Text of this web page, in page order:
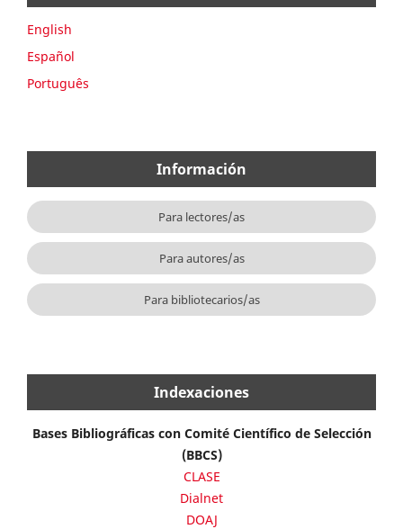
English
Español
Português
Información
Para lectores/as
Para autores/as
Para bibliotecarios/as
Indexaciones
Bases Bibliográficas con Comité Científico de Selección
(BBCS)
CLASE
Dialnet
DOAJ